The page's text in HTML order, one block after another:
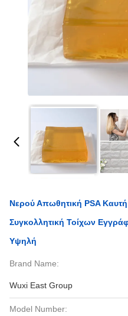
Νερού Απωθητική PSA
Συγκολλητική Τοίχων
Υψηλή
Brand Name:
Wuxi East Group
Model Number: